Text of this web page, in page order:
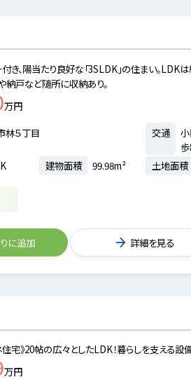
き、陽当たり良好な「3SLDK」の住まい。LDK
納戸など随所に収納あり。
万円
林５丁目 交通
建物面積 99.98m² 土地面積
に追加 詳細を見る
住宅》20帖の広々としたLDK！暮らしを支える
万円